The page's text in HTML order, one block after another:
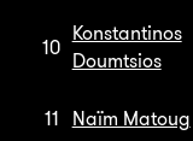
10
Konstantinos
Doumtsios
11 Naïm Matoug